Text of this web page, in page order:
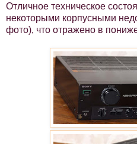
Отличное техническое
некоторыми корпусными
фото), что отражено в